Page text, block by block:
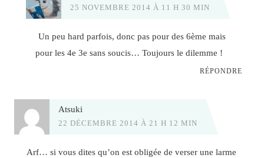
25 NOVEMBRE 2014 À 11 H 30 MIN
Un peu hard parfois, donc pas pour des 6ème mais
pour les 4e 3e sans soucis… Toujours le dilemme !
RÉPONDRE
Atsuki
22 DÉCEMBRE 2014 À 21 H 12 MIN
Arf… si vous dites qu’on est obligée de verser une larme